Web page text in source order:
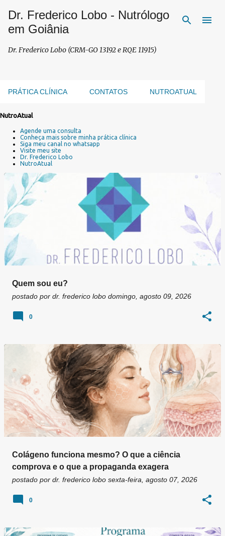
Pular para o conteúdo principal
Dr. Frederico Lobo - Nutrólogo
em Goiânia
Dr. Frederico Lobo (CRM-GO 13192 e RQE 11915)
PRÁTICA CLÍNICA CONTATOS NUTROATUAL
g
NutroAtual
Agende uma consulta
Conheça mais sobre minha prática clínica
Siga meu canal no whatsapp
Visite meu site
Dr. Frederico Lobo
NutroAtual
Quem sou eu?
postado por dr. frederico lobo domingo, agosto 09, 2026
0
Colágeno funciona mesmo? O que a ciência
comprova e o que a propaganda exagera
postado por dr. frederico lobo sexta-feira, agosto 07, 2026
0